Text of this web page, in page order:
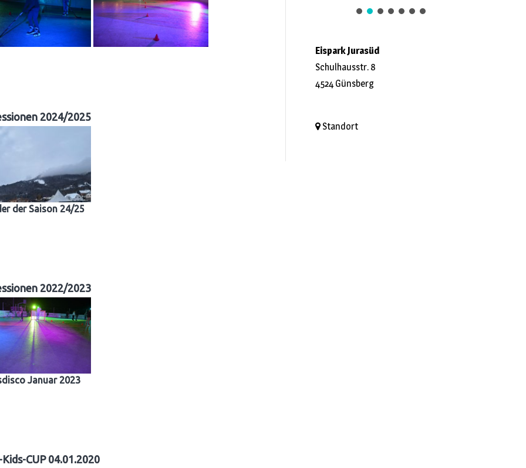
2024/2025
der Saison 24/25
2022/2023
Januar 2023
CUP 04.01.2020
Eispark Jurasüd
Schulhausstr. 8
4524 Günsberg
Standort